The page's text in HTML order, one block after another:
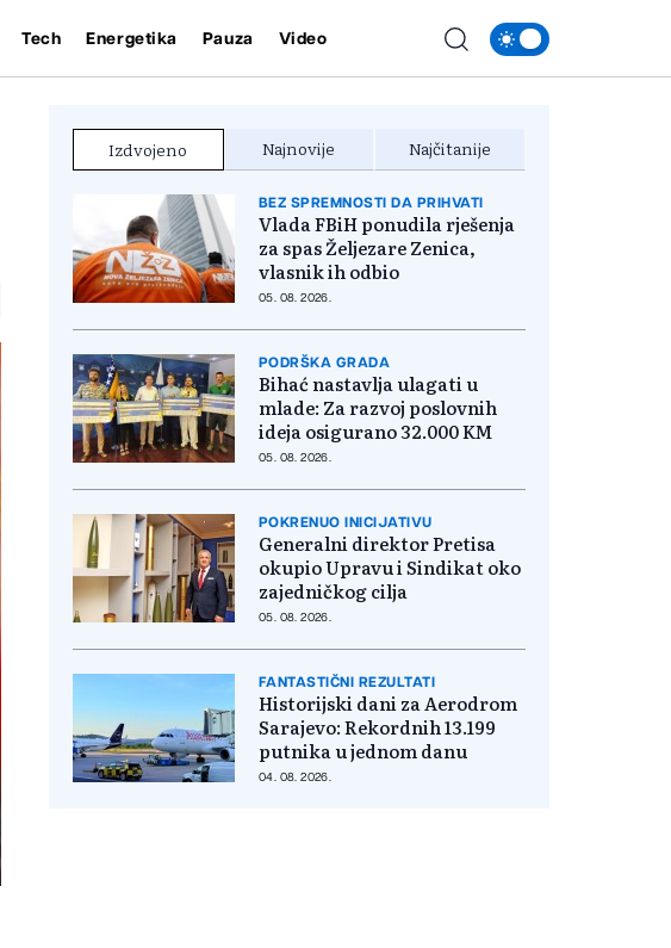
Tech Energetika Pauza Video
Izdvojeno Najnovije Najčitanije
BEZ SPREMNOSTI DA PRIHVATI
Vlada FBiH ponudila rješenja
za spas Željezare Zenica,
vlasnik ih odbio
05. 08. 2026.
PODRŠKA GRADA
Bihać nastavlja ulagati u
mlade: Za razvoj poslovnih
ideja osigurano 32.000 KM
05. 08. 2026.
POKRENUO INICIJATIVU
Generalni direktor Pretisa
okupio Upravu i Sindikat oko
zajedničkog cilja
05. 08. 2026.
FANTASTIČNI REZULTATI
Historijski dani za Aerodrom
Sarajevo: Rekordnih 13.199
putnika u jednom danu
04. 08. 2026.